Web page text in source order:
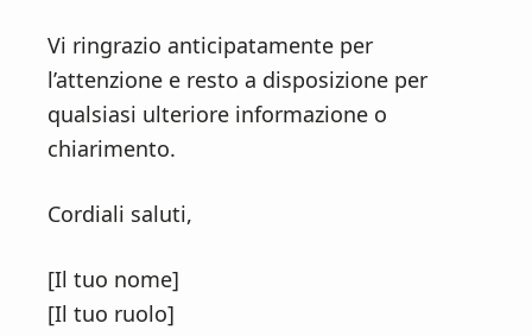
Vi ringrazio anticipatamente per
l’attenzione e resto a disposizione per
qualsiasi ulteriore informazione o
chiarimento.
Cordiali saluti,
[Il tuo nome]
[Il tuo ruolo]